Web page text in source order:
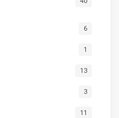
6
1
13
3
11